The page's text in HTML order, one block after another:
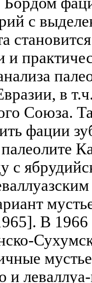
с
и
в
Союза.
фации
с
В
и